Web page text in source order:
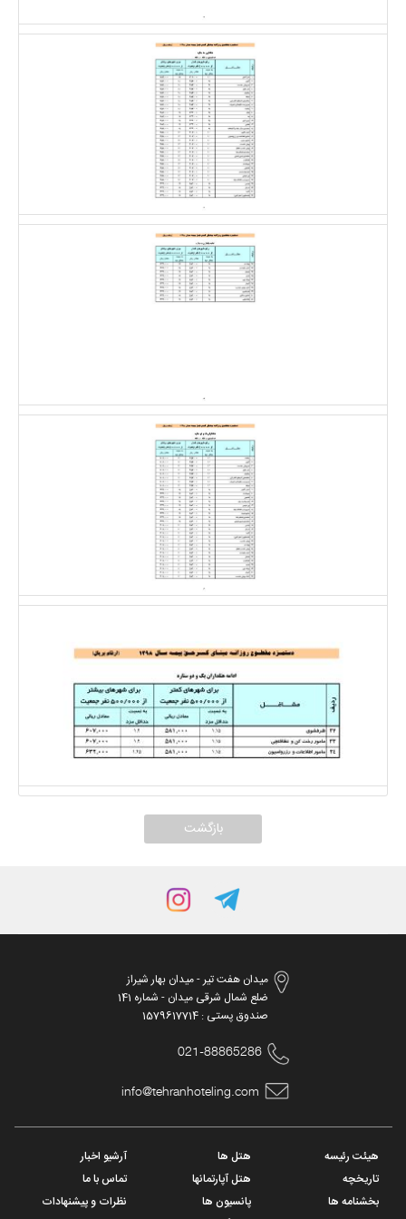
میدان هفت تیر - میدان بهار شیراز
ضلع شمال شرقی میدان - شماره 141
صندوق پستی : 1579617714
021-88865286
info@tehranhoteling.com
هیئت رئیسه
تاریخچه
بخشنامه ها
هتل ها
هتل آپارتمانها
پانسیون ها
آرشیو اخبار
تماس با ما
نظرات و پیشنهادات